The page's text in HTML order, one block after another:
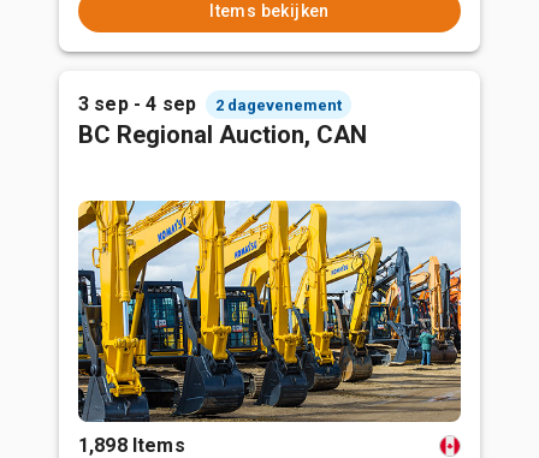
Items bekijken
3 sep - 4 sep 2 dagevenement
BC Regional Auction, CAN
1,898 Items